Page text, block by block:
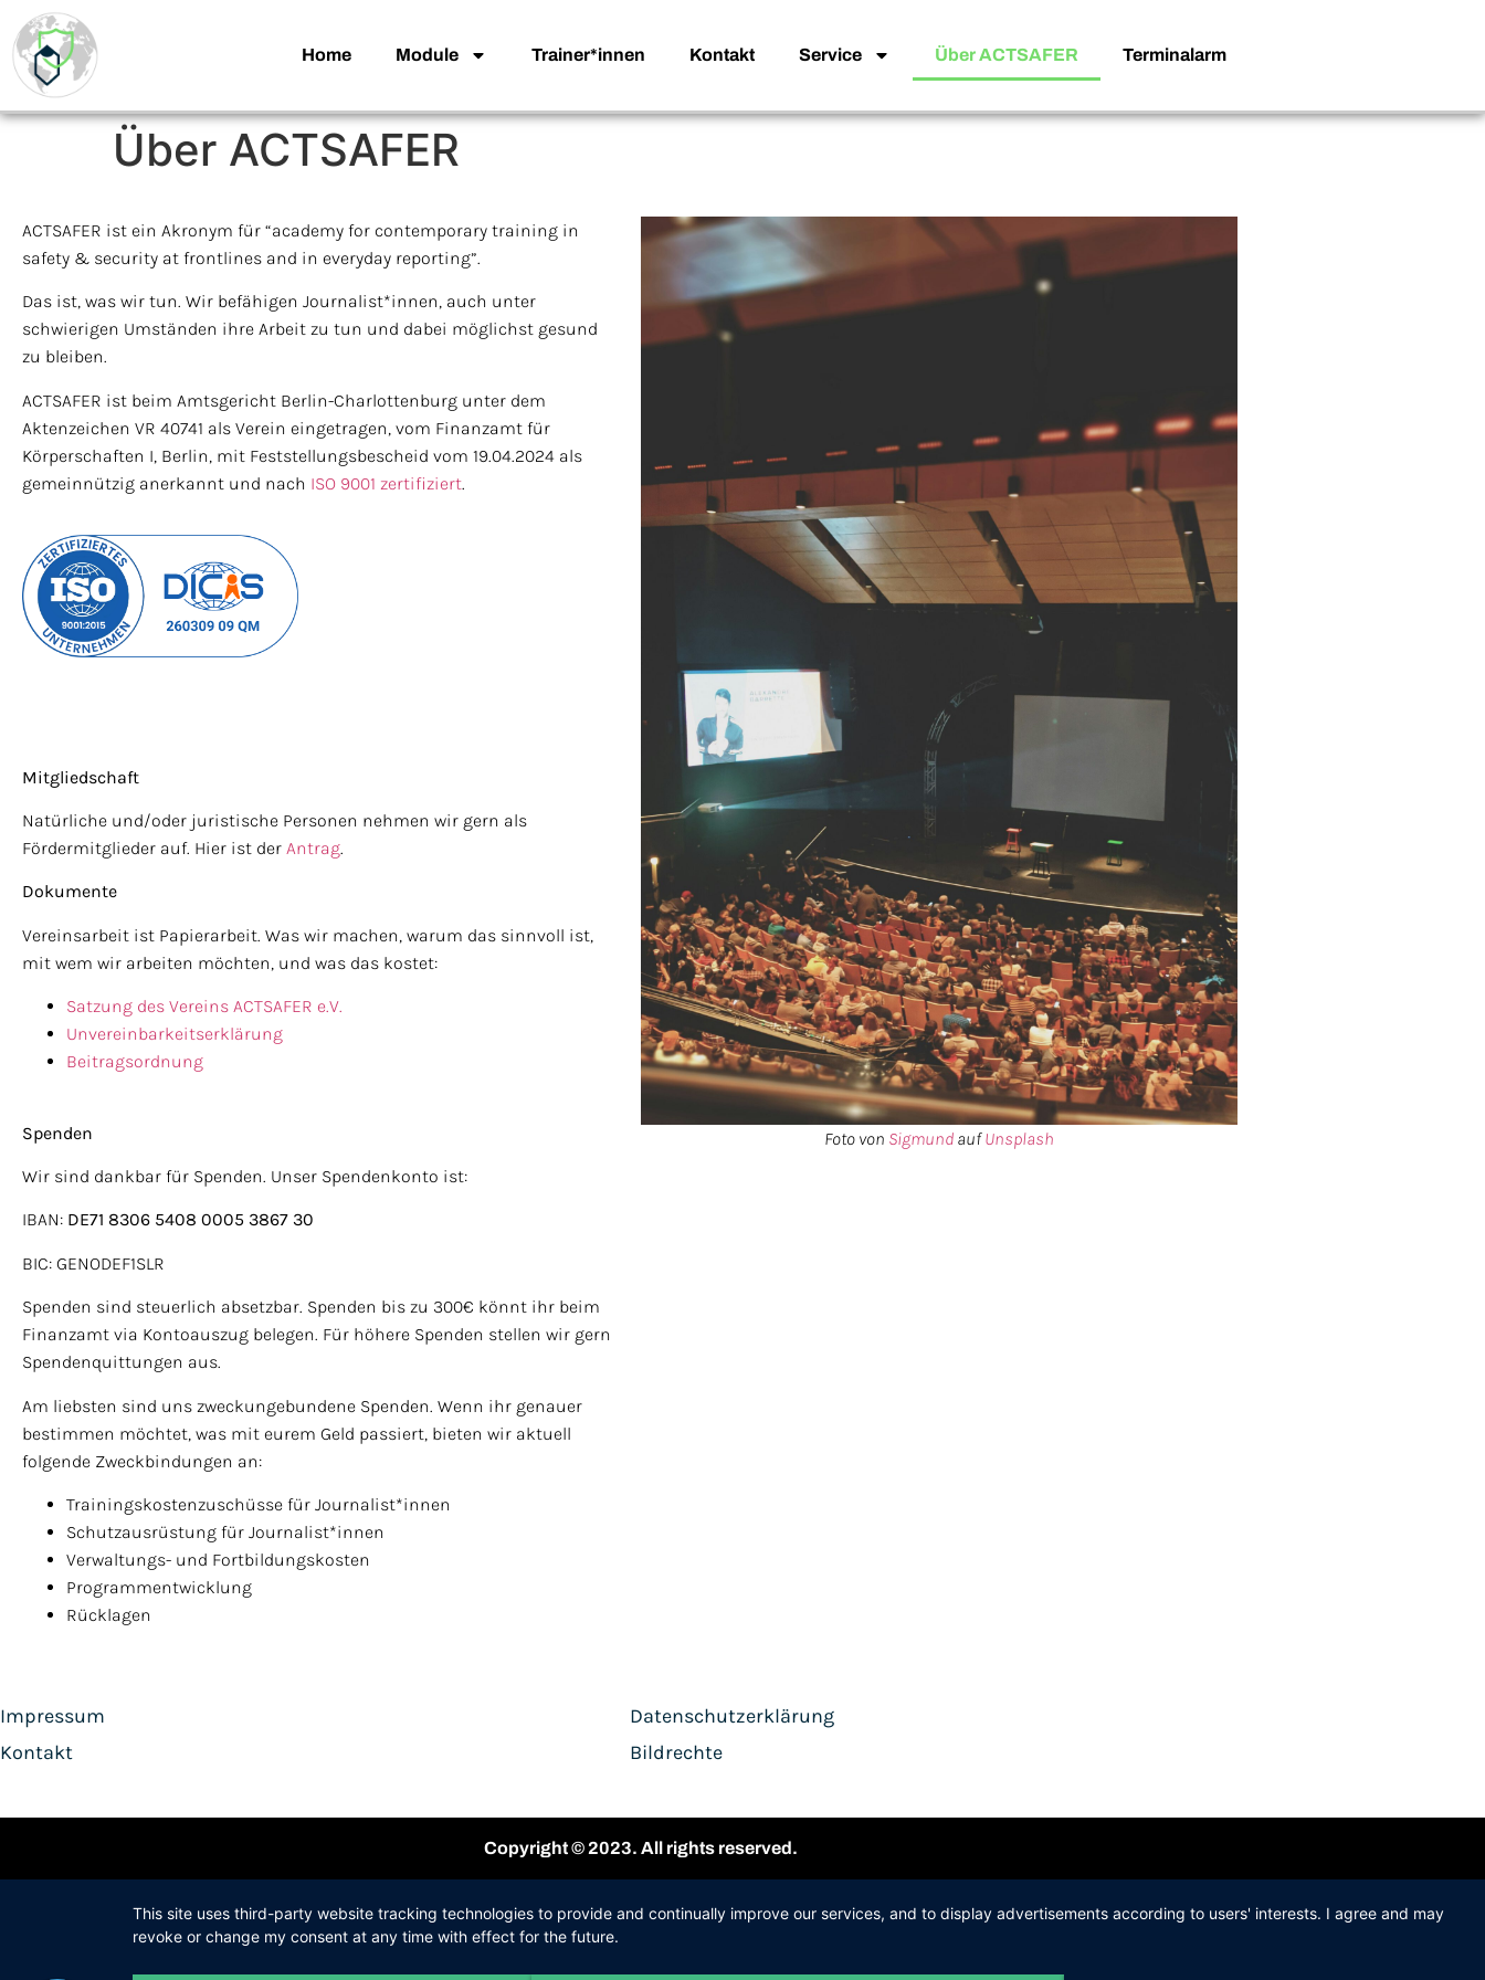
Home Module Trainer*innen Kontakt Service Über ACTSAFER Terminalarm
Über ACTSAFER
ACTSAFER ist ein Akronym für “academy for contemporary training in
safety & security at frontlines and in everyday reporting”.
Das ist, was wir tun. Wir befähigen Journalist*innen, auch unter
schwierigen Umständen ihre Arbeit zu tun und dabei möglichst gesund
zu bleiben.
ACTSAFER ist beim Amtsgericht Berlin-Charlottenburg unter dem
Aktenzeichen VR 40741 als Verein eingetragen, vom Finanzamt für
Körperschaften I, Berlin, mit Feststellungsbescheid vom 19.04.2024 als
gemeinnützig anerkannt und nach ISO 9001 zertifiziert.
Mitgliedschaft
Natürliche und/oder juristische Personen nehmen wir gern als
Fördermitglieder auf. Hier ist der Antrag.
Dokumente
Vereinsarbeit ist Papierarbeit. Was wir machen, warum das sinnvoll ist,
mit wem wir arbeiten möchten, und was das kostet:
Satzung des Vereins ACTSAFER e.V.
Unvereinbarkeitserklärung
Beitragsordnung
Spenden
Wir sind dankbar für Spenden. Unser Spendenkonto ist:
IBAN: DE71 8306 5408 0005 3867 30
BIC: GENODEF1SLR
Spenden sind steuerlich absetzbar. Spenden bis zu 300€ könnt ihr beim
Finanzamt via Kontoauszug belegen. Für höhere Spenden stellen wir gern
Spendenquittungen aus.
Am liebsten sind uns zweckungebundene Spenden. Wenn ihr genauer
bestimmen möchtet, was mit eurem Geld passiert, bieten wir aktuell
folgende Zweckbindungen an:
Trainingskostenzuschüsse für Journalist*innen
Schutzausrüstung für Journalist*innen
Verwaltungs- und Fortbildungskosten
Programmentwicklung
Rücklagen
Foto von Sigmund aufUnsplash
Impressum
Kontakt
Datenschutzerklärung
Bildrechte
Copyright © 2023. All rights reserved.
This site uses third-party website tracking technologies to provide and continually improve our services, and to display advertisements according to users' interests. I agree and may
revoke or change my consent at any time with effect for the future.